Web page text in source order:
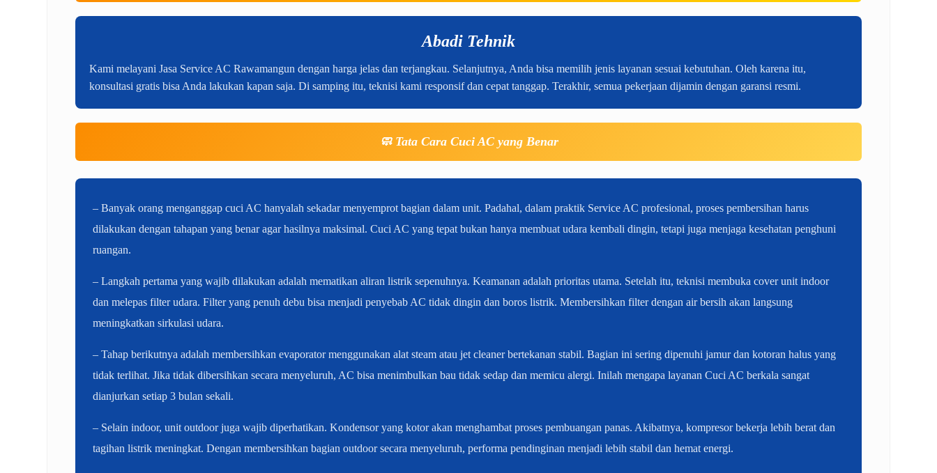
Abadi Tehnik
Kami melayani Jasa Service AC Rawamangun dengan harga jelas dan terjangkau. Selanjutnya, Anda bisa memilih jenis layanan sesuai kebutuhan. Oleh karena itu,
konsultasi gratis bisa Anda lakukan kapan saja. Di samping itu, teknisi kami responsif dan cepat tanggap. Terakhir, semua pekerjaan dijamin dengan garansi resmi.
🧼 Tata Cara Cuci AC yang Benar
– Banyak orang menganggap cuci AC hanyalah sekadar menyemprot bagian dalam unit. Padahal, dalam praktik Service AC profesional, proses pembersihan harus
dilakukan dengan tahapan yang benar agar hasilnya maksimal. Cuci AC yang tepat bukan hanya membuat udara kembali dingin, tetapi juga menjaga kesehatan penghuni
ruangan.
– Langkah pertama yang wajib dilakukan adalah mematikan aliran listrik sepenuhnya. Keamanan adalah prioritas utama. Setelah itu, teknisi membuka cover unit indoor
dan melepas filter udara. Filter yang penuh debu bisa menjadi penyebab AC tidak dingin dan boros listrik. Membersihkan filter dengan air bersih akan langsung
meningkatkan sirkulasi udara.
– Tahap berikutnya adalah membersihkan evaporator menggunakan alat steam atau jet cleaner bertekanan stabil. Bagian ini sering dipenuhi jamur dan kotoran halus yang
tidak terlihat. Jika tidak dibersihkan secara menyeluruh, AC bisa menimbulkan bau tidak sedap dan memicu alergi. Inilah mengapa layanan Cuci AC berkala sangat
dianjurkan setiap 3 bulan sekali.
– Selain indoor, unit outdoor juga wajib diperhatikan. Kondensor yang kotor akan menghambat proses pembuangan panas. Akibatnya, kompresor bekerja lebih berat dan
tagihan listrik meningkat. Dengan membersihkan bagian outdoor secara menyeluruh, performa pendinginan menjadi lebih stabil dan hemat energi.